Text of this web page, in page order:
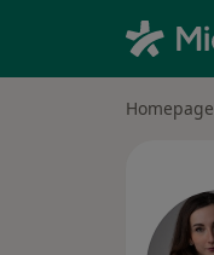
Homepage